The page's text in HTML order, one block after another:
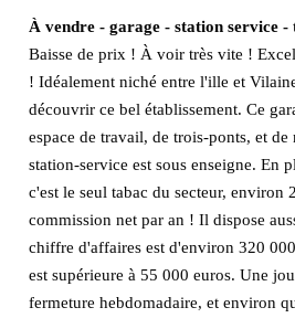
À vendre - garage - station service -
Baisse de prix ! À voir très vite !
! Idéalement niché entre l'ille et
découvrir ce bel établissement. Ce
espace de travail, de trois-ponts, et de
station-service est sous enseigne. En
c'est le seul tabac du secteur, environ
commission net par an ! Il dispose
chiffre d'affaires est d'environ 320
est supérieure à 55 000 euros. Une
fermeture hebdomadaire, et environ